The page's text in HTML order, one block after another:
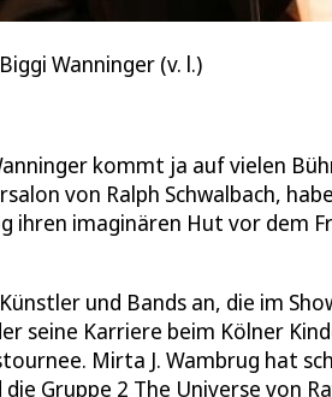
Wanninger (v. l.)
kommt ja auf vielen
von Ralph Schwalbach,
ihren imaginären Hut vor dem
und Bands an, die im
seine Karriere beim Kölner
Mirta J. Wambrug hat
Gruppe 2 The Universe von